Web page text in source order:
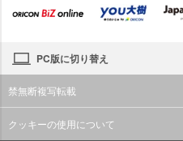
PC版に切り替え
禁無断複写転載
クッキーの使用について